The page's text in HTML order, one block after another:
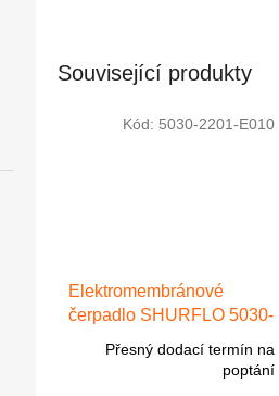
Související produkty
Elektromembránové
čerpadlo SHURFLO 5030-
11,3 l/min, max. 3,8 bar,
Přesný dodací termín na
poptání
Kód: 5030-2201-E010